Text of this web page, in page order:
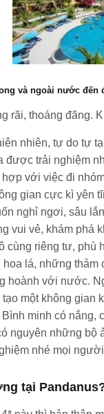
và ngoài nước đến
thoáng đãng.
nhiên, tự do tự
trải nghiệm
với việc đi
gian cực kì yên
nghỉ ngơi, sâu
vui vẻ, khám phá
riêng tư,
lá, những
hoành với nước.
một không gian
minh có nắng,
nguyên những bộ
nhé mọi
tại